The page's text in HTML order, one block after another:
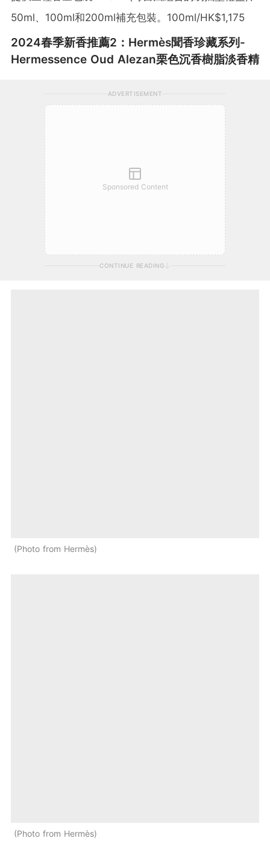
50ml、100ml和200ml補充包裝。100ml/HK$1,175
2024春季新香推薦2：Hermès聞香珍藏系列-
Hermessence Oud Alezan栗色沉香樹脂淡香精
ADVERTISEMENT
Sponsored Content
CONTINUE READING
Photo from Hermès
Photo from Hermès